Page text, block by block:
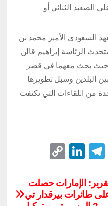
الصعيد الثنائي أو
السعودي الأمير محمد بن
الرئاسة إبراهيم قالن
حيث بحث معهما في قصر
بين البلدين وسبل تطويرها
من اللقاءات التي تكثفت
E
ail
T
e
gr
Li
k
e
p
y
الإمارات حصلت
طائرات بيرقدار تي